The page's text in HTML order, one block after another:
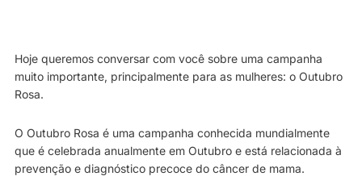
Hoje queremos conversar com você sobre uma campanha
muito importante, principalmente para as mulheres: o Outubro
Rosa.
O Outubro Rosa é uma campanha conhecida mundialmente
que é celebrada anualmente em Outubro e está relacionada à
prevenção e diagnóstico precoce do câncer de mama.